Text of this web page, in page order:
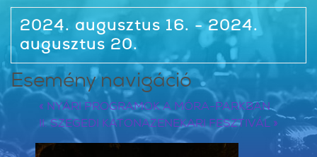
2024. augusztus 16. - 2024.
augusztus 20.
Esemény navigáció
« NYÁRI PROGRAMOK A MÓRA-PARKBAN
II. SZEGEDI KATONAZENEKARI FESZTIVÁL »